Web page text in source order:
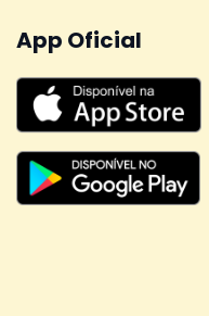
App Oficial